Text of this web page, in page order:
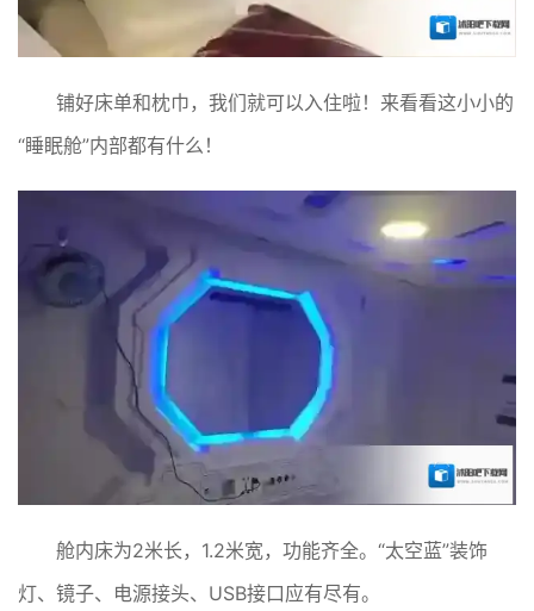
铺好床单和枕巾，我们就可以入住啦！来看看这小小的
“睡眠舱”内部都有什么！
舱内床为2米长，1.2米宽，功能齐全。“太空蓝”装饰
灯、镜子、电源接头、USB接口应有尽有。